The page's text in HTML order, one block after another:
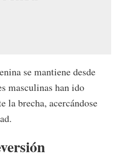
se mantiene desde
masculinas han ido
la brecha, acercándose